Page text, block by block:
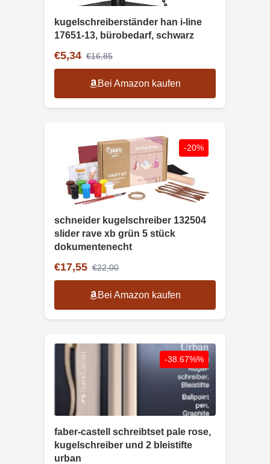
kugelschreiberständer han i-line
17651-13, bürobedarf, schwarz
€5,34 €16,85
Bei Amazon kaufen
-20%
schneider kugelschreiber 132504
slider rave xb grün 5 stück
dokumentenecht
€17,55 €22,00
Bei Amazon kaufen
-38.67%%
faber-castell schreibtset pale rose,
kugelschreiber und 2 bleistifte
urban